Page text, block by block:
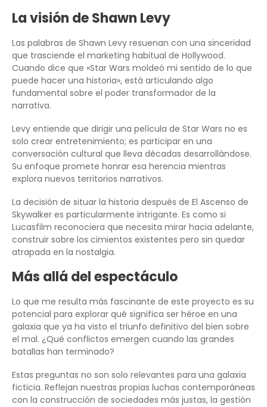
La visión de Shawn Levy
Las palabras de Shawn Levy resuenan con una sinceridad
que trasciende el marketing habitual de Hollywood.
Cuando dice que «Star Wars moldeó mi sentido de lo que
puede hacer una historia», está articulando algo
fundamental sobre el poder transformador de la
narrativa.
Levy entiende que dirigir una película de Star Wars no es
solo crear entretenimiento; es participar en una
conversación cultural que lleva décadas desarrollándose.
Su enfoque promete honrar esa herencia mientras
explora nuevos territorios narrativos.
La decisión de situar la historia después de El Ascenso de
Skywalker es particularmente intrigante. Es como si
Lucasfilm reconociera que necesita mirar hacia adelante,
construir sobre los cimientos existentes pero sin quedar
atrapada en la nostalgia.
Más allá del espectáculo
Lo que me resulta más fascinante de este proyecto es su
potencial para explorar qué significa ser héroe en una
galaxia que ya ha visto el triunfo definitivo del bien sobre
el mal. ¿Qué conflictos emergen cuando las grandes
batallas han terminado?
Estas preguntas no son solo relevantes para una galaxia
ficticia. Reflejan nuestras propias luchas contemporáneas
con la construcción de sociedades más justas, la gestión